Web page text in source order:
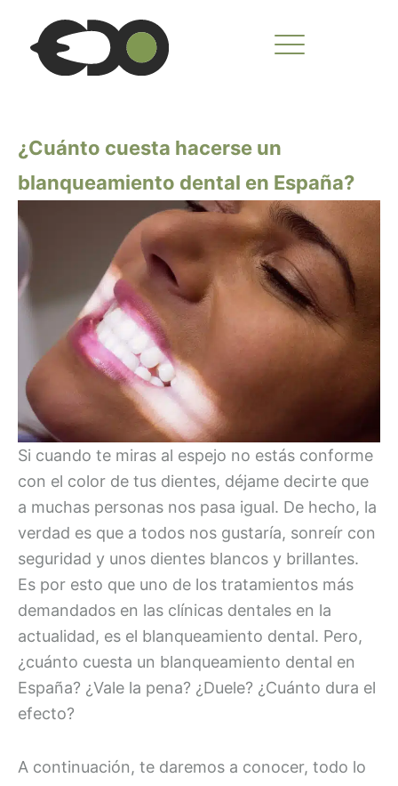
contenido
¿Cuánto cuesta hacerse un
blanqueamiento dental en España?
Si cuando te miras al espejo no estás conforme
con el color de tus dientes, déjame decirte que
a muchas personas nos pasa igual. De hecho, la
verdad es que a todos nos gustaría, sonreír con
seguridad y unos dientes blancos y brillantes.
Es por esto que uno de los tratamientos más
demandados en las clínicas dentales en la
actualidad, es el blanqueamiento dental. Pero,
¿cuánto cuesta un blanqueamiento dental en
España? ¿Vale la pena? ¿Duele? ¿Cuánto dura el
efecto?
A continuación, te daremos a conocer, todo lo